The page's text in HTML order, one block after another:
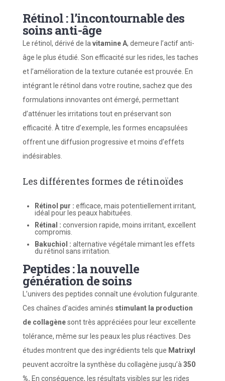
Rétinol : l’incontournable des
soins anti-âge
Le rétinol, dérivé de la vitamine A, demeure l’actif anti-
âge le plus étudié. Son efficacité sur les rides, les taches
et l’amélioration de la texture cutanée est prouvée. En
intégrant le rétinol dans votre routine, sachez que des
formulations innovantes ont émergé, permettant
d’atténuer les irritations tout en préservant son
efficacité. À titre d’exemple, les formes encapsulées
offrent une diffusion progressive et moins d’effets
indésirables.
Les différentes formes de rétinoïdes
Rétinol pur : efficace, mais potentiellement irritant,
idéal pour les peaux habituées.
Rétinal : conversion rapide, moins irritant, excellent
compromis.
Bakuchiol : alternative végétale mimant les effets
du rétinol sans irritation.
Peptides : la nouvelle
génération de soins
L’univers des peptides connaît une évolution fulgurante.
Ces chaînes d’acides aminés stimulant la production
de collagènesont très appréciées pour leur excellente
tolérance, même sur les peaux les plus réactives. Des
études montrent que des ingrédients tels que Matrixyl
peuvent accroître la synthèse du collagène jusqu’à 350
%. En conséquence, les résultats visibles sur les rides